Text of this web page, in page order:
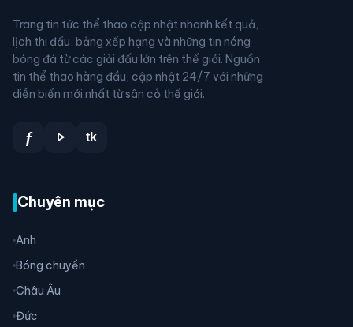
Trang tin tức thể thao cập nhật nhanh kết quả,
lịch thi đấu, bảng xếp hạng và những tin nóng
bóng đá từ các giải đấu lớn trên thế giới. Nguồn
tin thể thao hàng đầu, cập nhật 24/7 với những
diễn biến mới nhất từ sân cỏ thế giới.
f play_arrow tk
Chuyên mục
Anh
Bóng chuyền
Châu Âu
Đức